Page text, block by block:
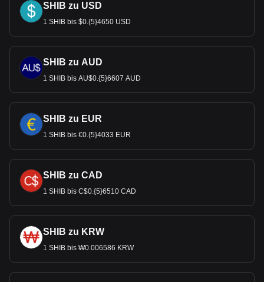
SHIB zu USD
1 SHIB bis $0.{5}4650 USD
SHIB zu AUD
1 SHIB bis AU$0.{5}6607 AUD
SHIB zu EUR
1 SHIB bis €0.{5}4033 EUR
SHIB zu CAD
1 SHIB bis C$0.{5}6510 CAD
SHIB zu KRW
1 SHIB bis ₩0.006586 KRW